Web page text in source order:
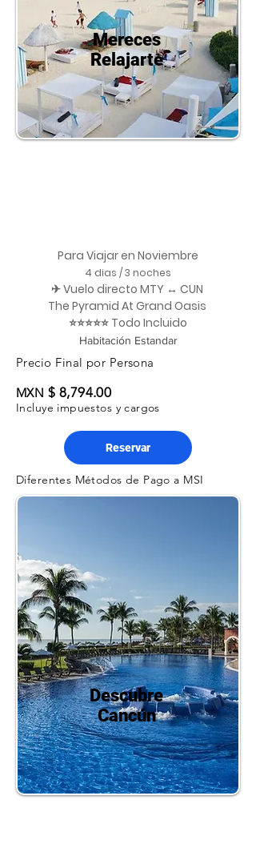
Mereces
Relajarte
Para Viajar en Noviembre
4 dias / 3 noches
✈ Vuelo directo MTY ↔ CUN
The Pyramid At Grand Oasis
⭐⭐⭐⭐⭐ Todo Incluido
Habitación Estandar
Precio Final por Persona
MXN $ 8,794.00
Incluye impuestos y cargos
Reservar
Diferentes Métodos de Pago a MSI
Descubre
Cancún